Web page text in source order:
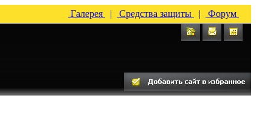
Галерея | Средства защиты | Форум